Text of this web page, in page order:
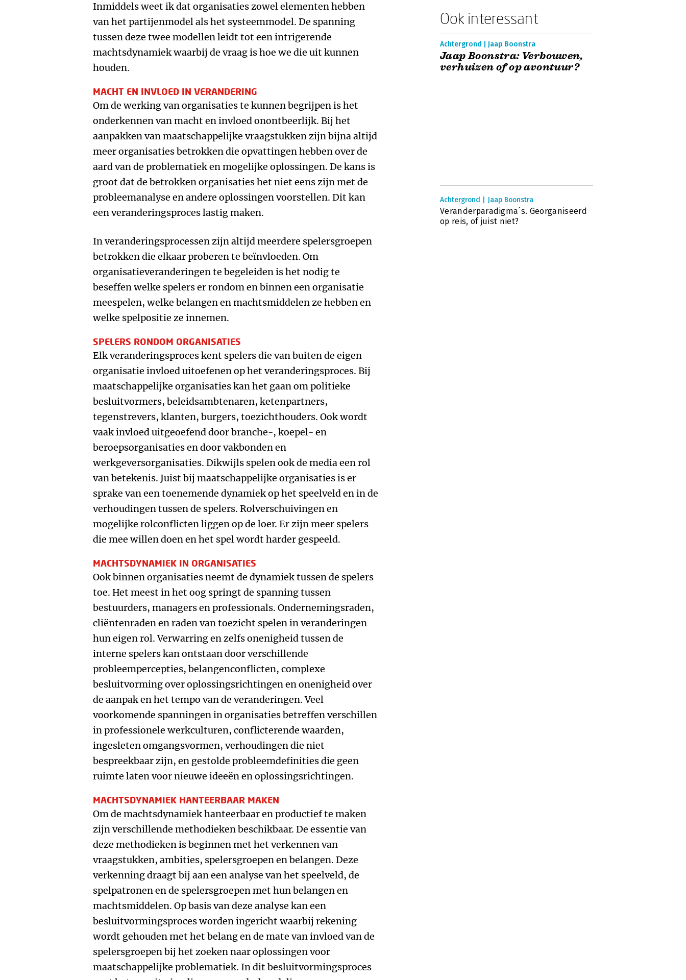
Inmiddels weet ik dat organisaties zowel elementen hebben
van het partijenmodel als het systeemmodel. De spanning
tussen deze twee modellen leidt tot een intrigerende
machtsdynamiek waarbij de vraag is hoe we die uit kunnen
houden.
MACHT EN INVLOED IN VERANDERING
Om de werking van organisaties te kunnen begrijpen is het
onderkennen van macht en invloed onontbeerlijk. Bij het
aanpakken van maatschappelijke vraagstukken zijn bijna altijd
meer organisaties betrokken die opvattingen hebben over de
aard van de problematiek en mogelijke oplossingen. De kans is
groot dat de betrokken organisaties het niet eens zijn met de
probleemanalyse en andere oplossingen voorstellen. Dit kan
een veranderingsproces lastig maken.
In veranderingsprocessen zijn altijd meerdere spelersgroepen
betrokken die elkaar proberen te beïnvloeden. Om
organisatieveranderingen te begeleiden is het nodig te
beseffen welke spelers er rondom en binnen een organisatie
meespelen, welke belangen en machtsmiddelen ze hebben en
welke spelpositie ze innemen.
SPELERS RONDOM ORGANISATIES
Elk veranderingsproces kent spelers die van buiten de eigen
organisatie invloed uitoefenen op het veranderingsproces. Bij
maatschappelijke organisaties kan het gaan om politieke
besluitvormers, beleidsambtenaren, ketenpartners,
tegenstrevers, klanten, burgers, toezichthouders. Ook wordt
vaak invloed uitgeoefend door branche-, koepel- en
beroepsorganisaties en door vakbonden en
werkgeversorganisaties. Dikwijls spelen ook de media een rol
van betekenis. Juist bij maatschappelijke organisaties is er
sprake van een toenemende dynamiek op het speelveld en in de
verhoudingen tussen de spelers. Rolverschuivingen en
mogelijke rolconflicten liggen op de loer. Er zijn meer spelers
die mee willen doen en het spel wordt harder gespeeld.
MACHTSDYNAMIEK IN ORGANISATIES
Ook binnen organisaties neemt de dynamiek tussen de spelers
toe. Het meest in het oog springt de spanning tussen
bestuurders, managers en professionals. Ondernemingsraden,
cliëntenraden en raden van toezicht spelen in veranderingen
hun eigen rol. Verwarring en zelfs onenigheid tussen de
interne spelers kan ontstaan door verschillende
probleempercepties, belangenconflicten, complexe
besluitvorming over oplossingsrichtingen en onenigheid over
de aanpak en het tempo van de veranderingen. Veel
voorkomende spanningen in organisaties betreffen verschillen
in professionele werkculturen, conflicterende waarden,
ingesleten omgangsvormen, verhoudingen die niet
bespreekbaar zijn, en gestolde probleemdefinities die geen
ruimte laten voor nieuwe ideeën en oplossingsrichtingen.
MACHTSDYNAMIEK HANTEERBAAR MAKEN
Om de machtsdynamiek hanteerbaar en productief te maken
zijn verschillende methodieken beschikbaar. De essentie van
deze methodieken is beginnen met het verkennen van
vraagstukken, ambities, spelersgroepen en belangen. Deze
verkenning draagt bij aan een analyse van het speelveld, de
spelpatronen en de spelersgroepen met hun belangen en
machtsmiddelen. Op basis van deze analyse kan een
besluitvormingsproces worden ingericht waarbij rekening
wordt gehouden met het belang en de mate van invloed van de
spelersgroepen bij het zoeken naar oplossingen voor
maatschappelijke problematiek. In dit besluitvormingsproces
Ook interessant
Achtergrond | Jaap Boonstra
Jaap Boonstra: Verbouwen,
verhuizen of op avontuur?
Achtergrond | Jaap Boonstra
Veranderparadigma´s. Georganiseerd
op reis, of juist niet?